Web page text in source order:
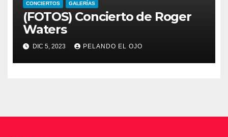
CONCIERTOS GALERÍAS
(FOTOS) Concierto de Roger
Waters
DIC 5, 2023 PELANDO EL OJO